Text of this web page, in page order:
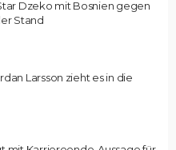
Dzeko mit Bosnien gegen
Stand
Larsson zieht es in die